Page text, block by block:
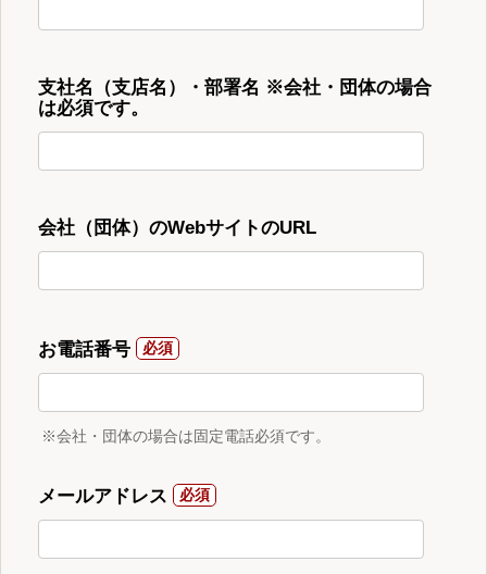
支社名（支店名）・部署名 ※会社・団体の場合
は必須です。
会社（団体）のWebサイトのURL
お電話番号
※会社・団体の場合は固定電話必須です。
メールアドレス